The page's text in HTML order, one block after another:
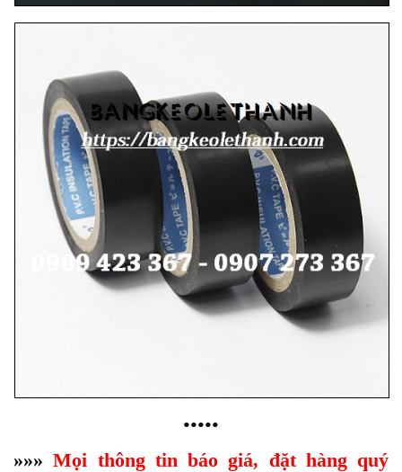
•••••
»»»Mọi thông tin báo giá, đặt hàng quý